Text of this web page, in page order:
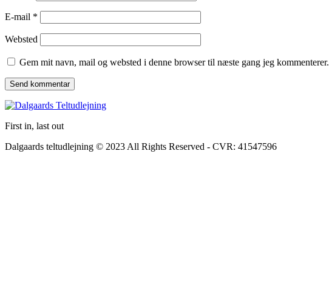
E-mail *
Websted
Gem mit navn, mail og websted i denne browser til næste gang jeg kommenterer.
First in, last out
Dalgaards teltudlejning © 2023 All Rights Reserved - CVR: 41547596